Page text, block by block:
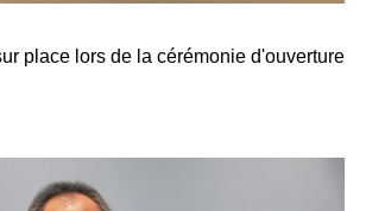
place lors de la cérémonie d'ouverture